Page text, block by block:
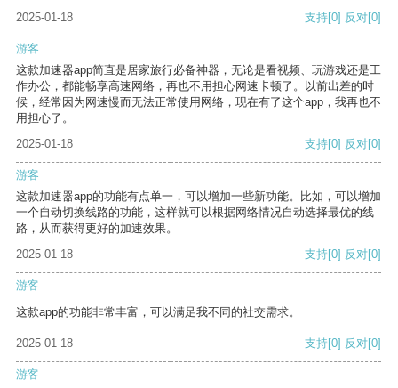
2025-01-18 支持[0] 反对[0]
游客
这款加速器app简直是居家旅行必备神器，无论是看视频、玩游戏还是工
作办公，都能畅享高速网络，再也不用担心网速卡顿了。以前出差的时
候，经常因为网速慢而无法正常使用网络，现在有了这个app，我再也不
用担心了。
2025-01-18
支持[0] 反对[0]
游客
这款加速器app的功能有点单一，可以增加一些新功能。比如，可以增加
一个自动切换线路的功能，这样就可以根据网络情况自动选择最优的线
路，从而获得更好的加速效果。
2025-01-18
支持[0] 反对[0]
游客
这款app的功能非常丰富，可以满足我不同的社交需求。
2025-01-18 支持[0] 反对[0]
游客